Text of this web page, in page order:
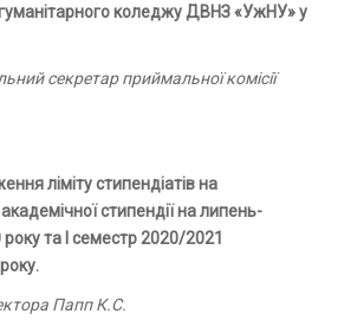
коледжу ДВНЗ «УжНУ» у
секретар приймальної комісії
ліміту стипендіатів на
стипендії на липень-
та І семестр 2020/2021
Папп К.С.